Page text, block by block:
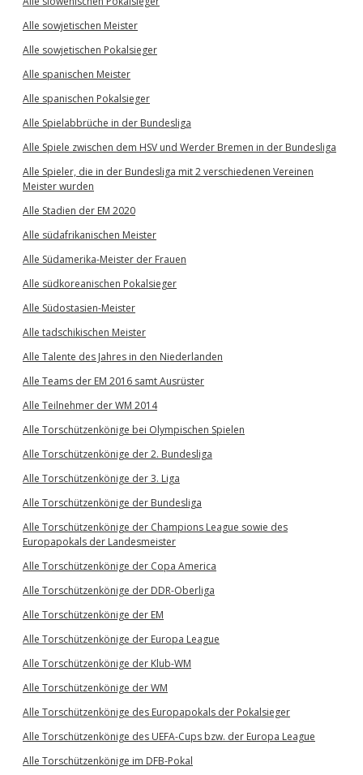
Alle sowjetischen Meister
Alle sowjetischen Pokalsieger
Alle spanischen Meister
Alle spanischen Pokalsieger
Alle Spielabbrüche in der Bundesliga
Alle Spiele zwischen dem HSV und Werder Bremen in der Bundesliga
Alle Spieler, die in der Bundesliga mit 2 verschiedenen Vereinen
Meister wurden
Alle Stadien der EM 2020
Alle südafrikanischen Meister
Alle Südamerika-Meister der Frauen
Alle südkoreanischen Pokalsieger
Alle Südostasien-Meister
Alle tadschikischen Meister
Alle Talente des Jahres in den Niederlanden
Alle Teams der EM 2016 samt Ausrüster
Alle Teilnehmer der WM 2014
Alle Torschützenkönige bei Olympischen Spielen
Alle Torschützenkönige der 2. Bundesliga
Alle Torschützenkönige der 3. Liga
Alle Torschützenkönige der Bundesliga
Alle Torschützenkönige der Champions League sowie des
Europapokals der Landesmeister
Alle Torschützenkönige der Copa America
Alle Torschützenkönige der DDR-Oberliga
Alle Torschützenkönige der EM
Alle Torschützenkönige der Europa League
Alle Torschützenkönige der Klub-WM
Alle Torschützenkönige der WM
Alle Torschützenkönige des Europapokals der Pokalsieger
Alle Torschützenkönige des UEFA-Cups bzw. der Europa League
Alle Torschützenkönige im DFB-Pokal